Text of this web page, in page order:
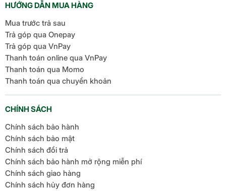
HƯỚNG DẪN MUA HÀNG
Mua trước trả sau
Trả góp qua Onepay
Trả góp qua VnPay
Thanh toán online qua VnPay
Thanh toán qua Momo
Thanh toán qua chuyển khoản
CHÍNH SÁCH
Chính sách bảo hành
Chính sách bảo mật
Chính sách đổi trả
Chính sách bảo hành mở rộng miễn phí
Chính sách giao hàng
Chính sách hủy đơn hàng